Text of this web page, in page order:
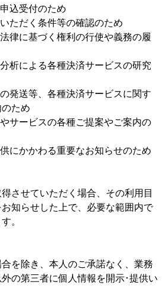
込受付のため
ただく条件等の確認のため
律に基づく権利の行使や義務の履
析による各種決済サービスの研究
発送等、各種決済サービスに関す
ため
サービスの各種ご提案やご案内の
にかかわる重要なお知らせのため
させていただく場合、その利用目
知らせした上で、必要な範囲内で
。
を除き、本人のご承諾なく、業務
の第三者に個人情報を開示･提供い